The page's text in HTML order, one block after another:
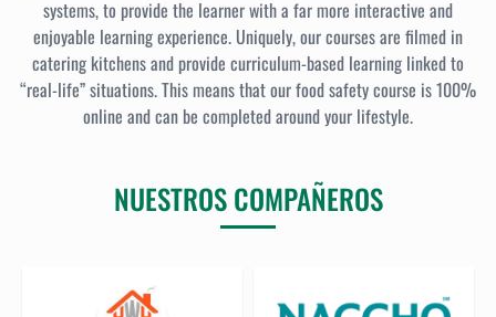
systems, to provide the learner with a far more interactive and
enjoyable learning experience. Uniquely, our courses are filmed in
catering kitchens and provide curriculum-based learning linked to
“real-life” situations. This means that our food safety course is 100%
online and can be completed around your lifestyle.
NUESTROS COMPAÑEROS